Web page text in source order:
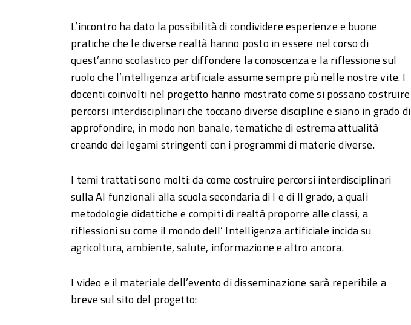
L’incontro ha dato la possibilità di condividere esperienze e buone
pratiche che le diverse realtà hanno posto in essere nel corso di
quest’anno scolastico per diffondere la conoscenza e la riflessione sul
ruolo che l’intelligenza artificiale assume sempre più nelle nostre vite. I
docenti coinvolti nel progetto hanno mostrato come si possano costruire
percorsi interdisciplinari che toccano diverse discipline e siano in grado di
approfondire, in modo non banale, tematiche di estrema attualità
creando dei legami stringenti con i programmi di materie diverse.
I temi trattati sono molti: da come costruire percorsi interdisciplinari
sulla AI funzionali alla scuola secondaria di I e di II grado, a quali
metodologie didattiche e compiti di realtà proporre alle classi, a
riflessioni su come il mondo dell’ Intelligenza artificiale incida su
agricoltura, ambiente, salute, informazione e altro ancora.
I video e il materiale dell’evento di disseminazione sarà reperibile a
breve sul sito del progetto: